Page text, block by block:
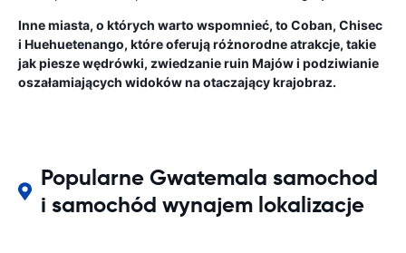
Inne miasta, o których warto wspomnieć, to Coban, Chisec
i Huehuetenango, które oferują różnorodne atrakcje, takie
jak piesze wędrówki, zwiedzanie ruin Majów i podziwianie
oszałamiających widoków na otaczający krajobraz.
Popularne Gwatemala samochod
i samochód wynajem lokalizacje